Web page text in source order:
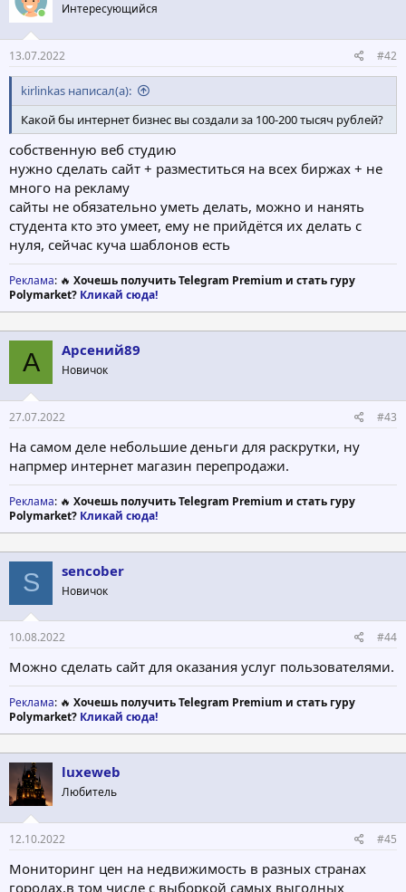
Интересующийся
13.07.2022 #42
kirlinkas написал(а):
Какой бы интернет бизнес вы создали за 100-200 тысяч рублей?
собственную веб студию
нужно сделать сайт + разместиться на всех биржах + не
много на рекламу
сайты не обязательно уметь делать, можно и нанять
студента кто это умеет, ему не прийдётся их делать с
нуля, сейчас куча шаблонов есть
Реклама: 🔥 Хочешь получить Telegram Premium и стать гуру
Polymarket? Кликай сюда!
А Арсений89
Новичок
27.07.2022 #43
На самом деле небольшие деньги для раскрутки, ну
напрмер интернет магазин перепродажи.
Реклама: 🔥 Хочешь получить Telegram Premium и стать гуру
Polymarket? Кликай сюда!
S sencober
Новичок
10.08.2022 #44
Можно сделать сайт для оказания услуг пользователями.
Реклама: 🔥 Хочешь получить Telegram Premium и стать гуру
Polymarket? Кликай сюда!
luxeweb
Любитель
12.10.2022 #45
Мониторинг цен на недвижимость в разных странах
городах,в том числе с выборкой самых выгодных